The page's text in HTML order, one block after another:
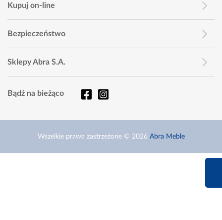
Kupuj on-line
Bezpieczeństwo
Sklepy Abra S.A.
Bądź na bieżąco
Wszelkie prawa zastrzeżone © 2026 Abra Meble